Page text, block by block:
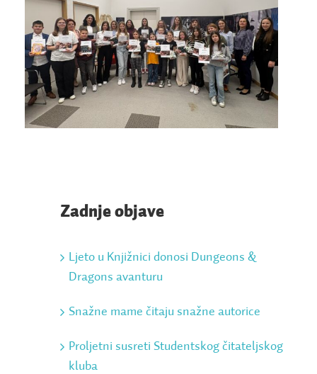
Zadnje objave
Ljeto u Knjižnici donosi Dungeons &
Dragons avanturu
Snažne mame čitaju snažne autorice
Proljetni susreti Studentskog čitateljskog
kluba